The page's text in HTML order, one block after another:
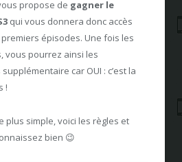
propose de gagner le
qui vous donnera donc accès
épisodes. Une fois les
vous pourrez ainsi les
car OUI : c’est la
!
plus simple, voici les règles et
bien 😉